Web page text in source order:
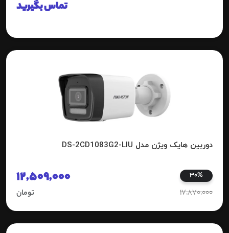
تماس بگیرید
دوربین هایک ویژن مدل DS-2CD1083G2-LIU
30%
17,870,000
12,509,000
تومان